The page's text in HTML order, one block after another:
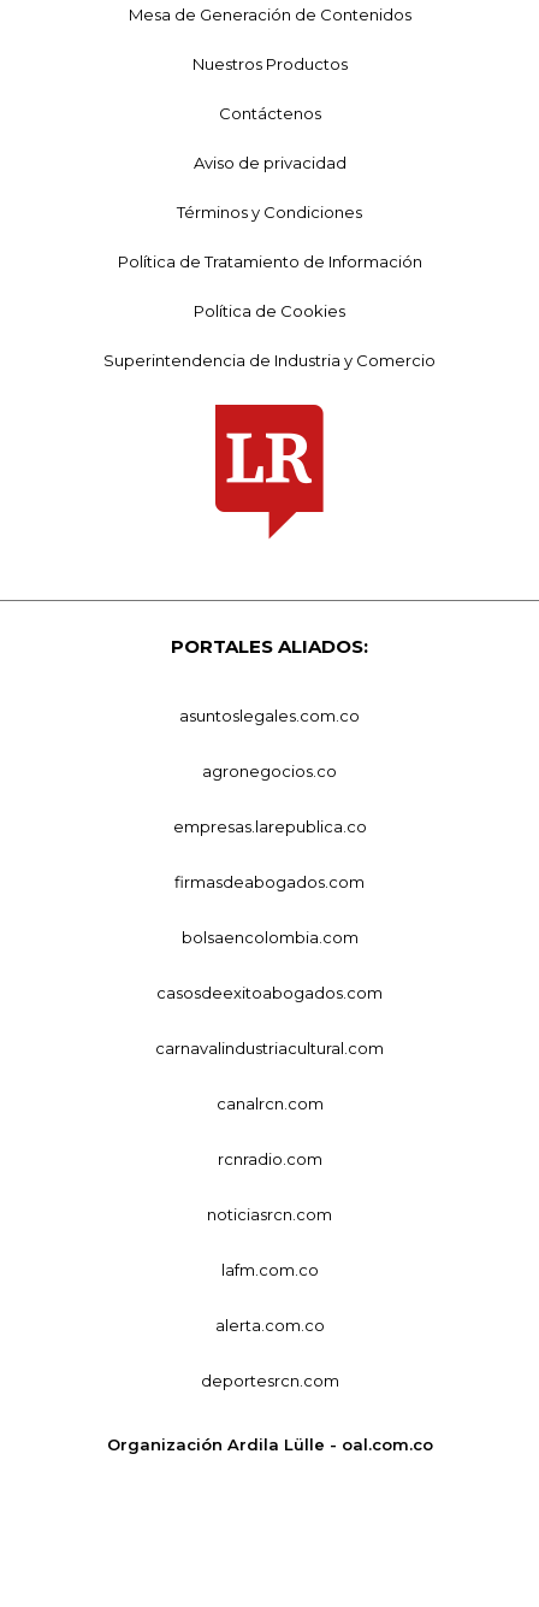
Mesa de Generación de Contenidos
Nuestros Productos
Contáctenos
Aviso de privacidad
Términos y Condiciones
Política de Tratamiento de Información
Política de Cookies
Superintendencia de Industria y Comercio
PORTALES ALIADOS:
asuntoslegales.com.co
agronegocios.co
empresas.larepublica.co
firmasdeabogados.com
bolsaencolombia.com
casosdeexitoabogados.com
carnavalindustriacultural.com
canalrcn.com
rcnradio.com
noticiasrcn.com
lafm.com.co
alerta.com.co
deportesrcn.com
Organización Ardila Lülle - oal.com.co